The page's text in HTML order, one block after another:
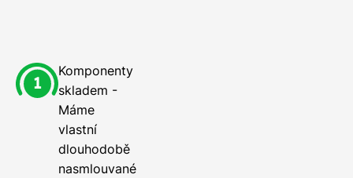
Komponenty
skladem -
Máme
vlastní
dlouhodobě
nasmlouvané